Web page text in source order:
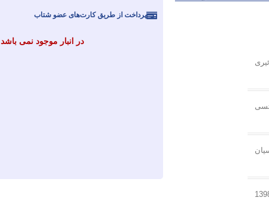
پرداخت از طریق کارت‌های عضو شتاب
در انبار موجود نمی باشد